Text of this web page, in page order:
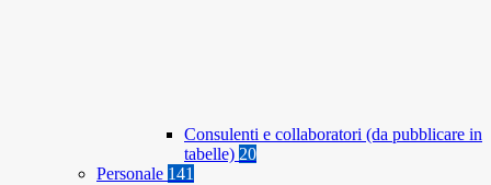
Consulenti e collaboratori (da pubblicare in
tabelle) 20
Personale 141